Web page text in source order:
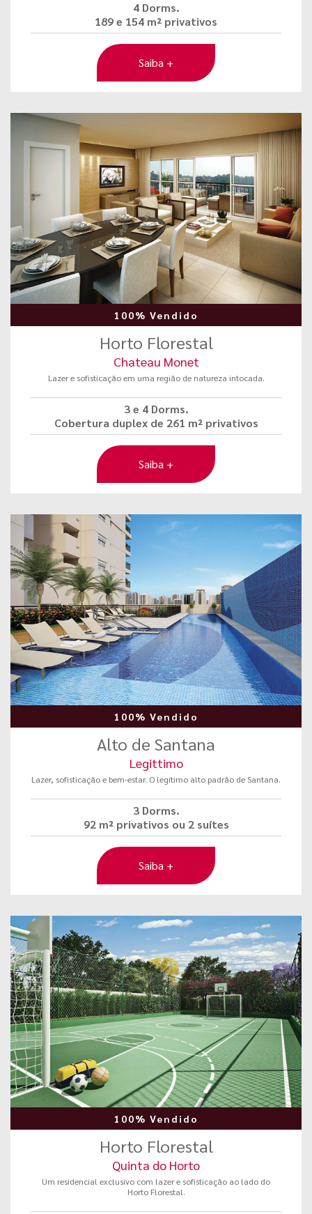
4 Dorms.
189 e 154 m² privativos
Saiba +
100% Vendido
Horto Florestal
Chateau Monet
Lazer e sofisticação em uma região de natureza intocada.
3 e 4 Dorms.
Cobertura duplex de 261 m² privativos
Saiba +
100% Vendido
Alto de Santana
Legittimo
Lazer, sofisticação e bem-estar. O legítimo alto padrão de Santana.
3 Dorms.
92 m² privativos ou 2 suítes
Saiba +
100% Vendido
Horto Florestal
Quinta do Horto
Um residencial exclusivo com lazer e sofisticação ao lado do
Horto Florestal.